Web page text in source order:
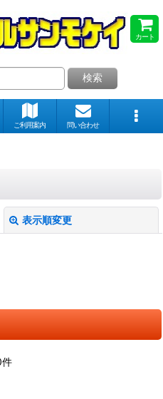
カート
検索
ご利用案内 問い合わせ
表示順変更
込む